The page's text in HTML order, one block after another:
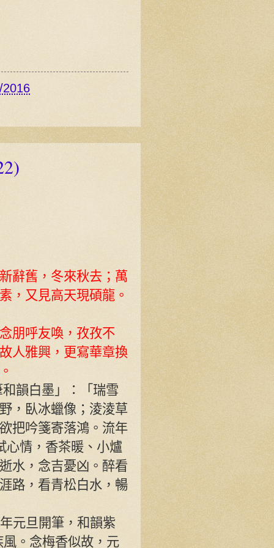
辭舊，冬來秋去；萬
，又見高天現碩龍。
朋呼友喚，孜孜不
人雅興，更寫華章換
韻白墨」：「瑞雪
，臥冰蠟像；淩淩草
把吟箋寄落鴻。流年
情，香茶暖、小爐
水，念吉憂凶。醉看
路，看青松白水，暢
元旦開筆，和韻紫
。念梅香似故，元